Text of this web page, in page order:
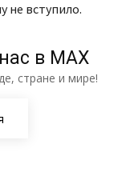
не вступило.
в МАХ
стране и мире!